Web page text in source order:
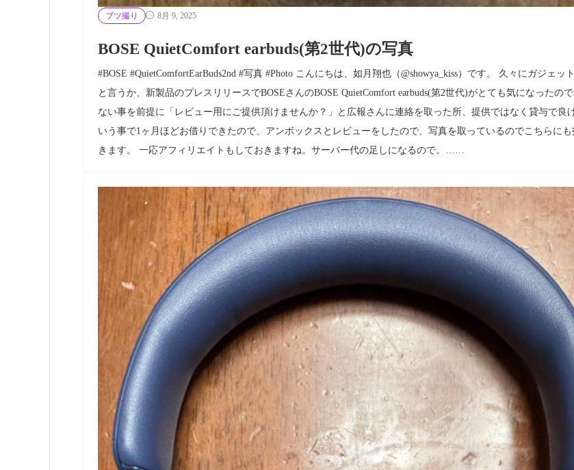
ブツ撮り 8月 9, 2025
BOSE QuietComfort earbuds(第2世代)の写真
#BOSE #QuietComfortEarBuds2nd #写真 #Photo こんにちは、如月翔也（@showya_kiss）です。 久々にガジェッ
と言うか、新製品のプレスリリースでBOSEさんのBOSE QuietComfort earbuds(第2世代)がとても気になったの
ない事を前提に「レビュー用にご提供頂けませんか？」と広報さんに連絡を取った所、提供ではなく貸与で良
いう事で1ヶ月ほどお借りできたので、アンボックスとレビューをしたので、写真を取っているのでこちらに
きます。 一応アフィリエイトもしておきますね。サーバー代の足しになるので。……